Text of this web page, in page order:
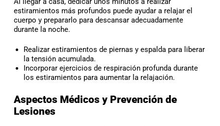
estiramientos más profundos puede ayudar a relajar el
cuerpo y prepararlo para descansar adecuadamente
durante la noche.
Realizar estiramientos de piernas y espalda para liberar
la tensión acumulada.
Incorporar ejercicios de respiración profunda durante
los estiramientos para aumentar la relajación.
Aspectos Médicos y Prevención de
Lesiones